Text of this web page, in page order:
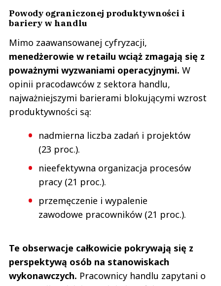
Powody ograniczonej produktywności i
bariery w handlu
Mimo zaawansowanej cyfryzacji,
menedżerowie w retailu wciąż zmagają się z
poważnymi wyzwaniami operacyjnymi. W
opinii pracodawców z sektora handlu,
najważniejszymi barierami blokującymi wzrost
produktywności są:
nadmierna liczba zadań i projektów
(23 proc.).
nieefektywna organizacja procesów
pracy (21 proc.).
przemęczenie i wypalenie
zawodowe pracowników (21 proc.).
Te obserwacje całkowicie pokrywają się z
perspektywą osób na stanowiskach
wykonawczych. Pracownicy handlu zapytani o